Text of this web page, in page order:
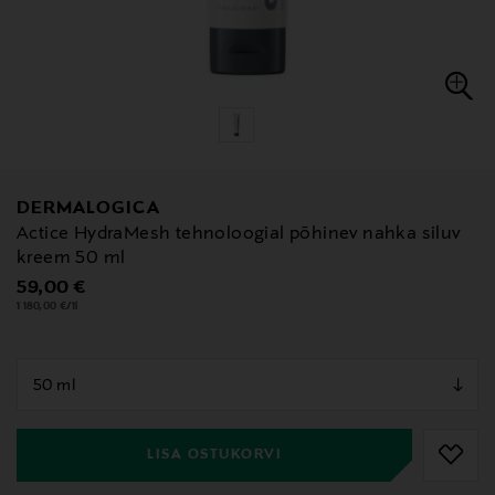
DERMALOGICA
Actice HydraMesh tehnoloogial põhinev nahka siluv
kreem 50 ml
Original Price
59,00 €
1 180,00 €/1l
LISA OSTUKORVI